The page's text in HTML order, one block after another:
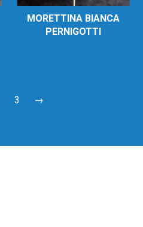
MORETTINA BIANCA
PERNIGOTTI
3 →